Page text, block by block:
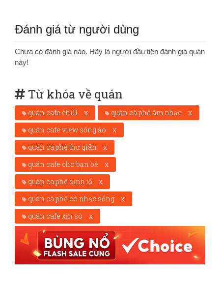
Đánh giá từ người dùng
Chưa có đánh giá nào. Hãy là người đầu tiên đánh giá quán
này!
Từ khóa về quán
quán cafe chill x quán cà phê âm nhạc
x
quán cafe view sống ảo
x
quán cà phê thư giãn
x
quán cafe cho bạn bè
x
quán cà phê sinh tố
x
quán cà phê có nhạc sống
x
quán cafe xịn sò
x